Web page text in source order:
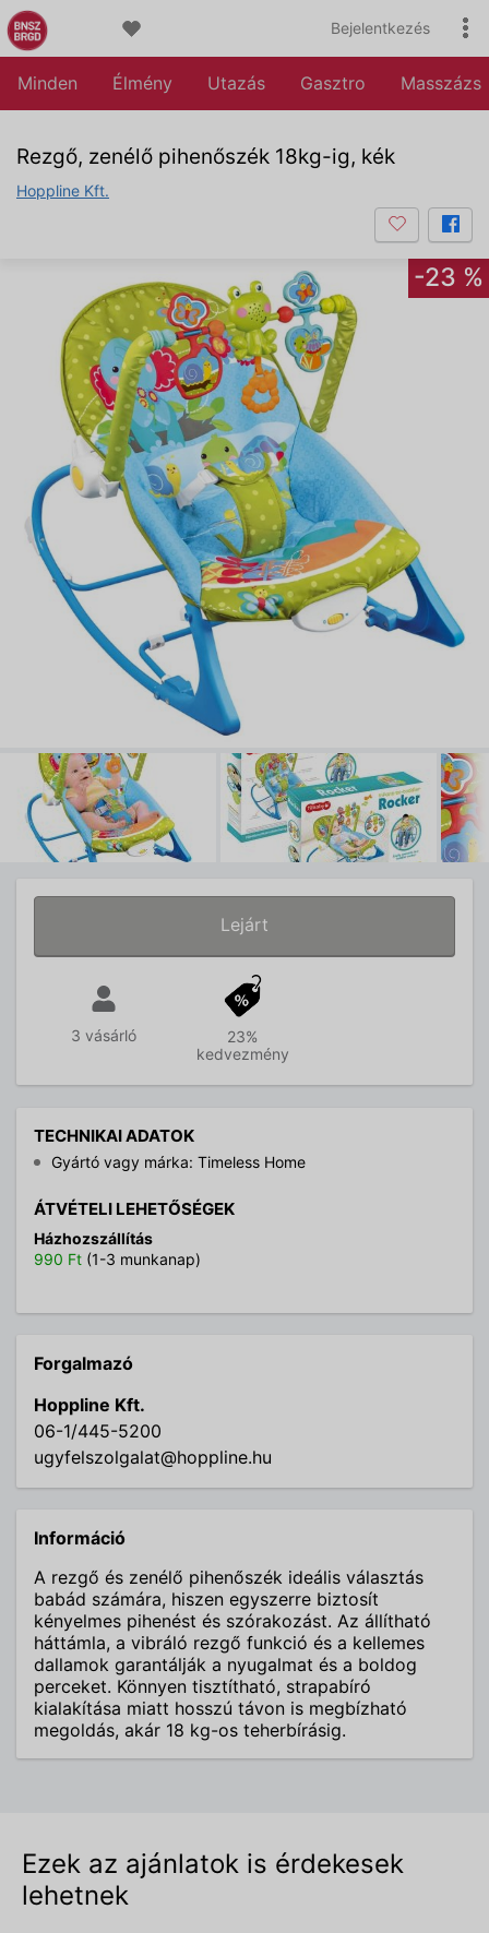
Bejelentkezés
Minden Élmény Utazás Gasztro Masszázs
Rezgő, zenélő pihenőszék 18kg-ig, kék
Hoppline Kft.
-23 %
Lejárt
3 vásárló
23%
kedvezmény
TECHNIKAI ADATOK
Gyártó vagy márka: Timeless Home
ÁTVÉTELI LEHETŐSÉGEK
Házhozszállítás
990 Ft (1-3 munkanap)
Forgalmazó
Hoppline Kft.
06-1/445-5200
ugyfelszolgalat@hoppline.hu
Információ
A rezgő és zenélő pihenőszék ideális választás
babád számára, hiszen egyszerre biztosít
kényelmes pihenést és szórakozást. Az állítható
háttámla, a vibráló rezgő funkció és a kellemes
dallamok garantálják a nyugalmat és a boldog
perceket. Könnyen tisztítható, strapabíró
kialakítása miatt hosszú távon is megbízható
megoldás, akár 18 kg-os teherbírásig.
Ezek az ajánlatok is érdekesek
lehetnek